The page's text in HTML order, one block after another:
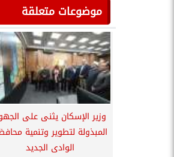
موضوعات متعلقة
وزير الإسكان يثنى على
المبذولة لتطوير وتنمية
الوادى الجديد